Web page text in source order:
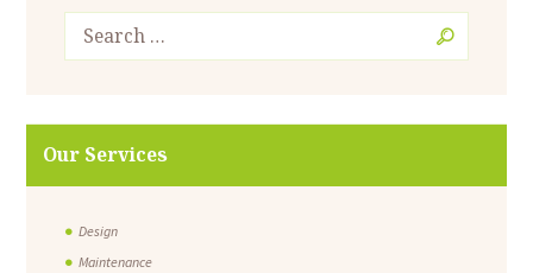
Our Services
Design
Maintenance